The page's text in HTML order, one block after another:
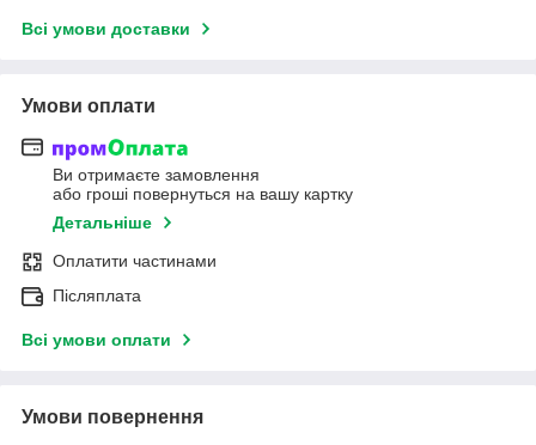
Всі умови доставки
Умови оплати
Ви отримаєте замовлення
або гроші повернуться на вашу картку
Детальніше
Оплатити частинами
Післяплата
Всі умови оплати
Умови повернення